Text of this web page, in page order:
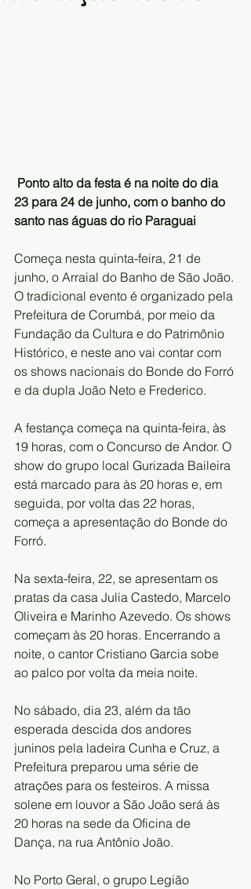
Ponto alto da festa é na noite do dia
23 para 24 de junho, com o banho do
santo nas águas do rio Paraguai
Começa nesta quinta-feira, 21 de
junho, o Arraial do Banho de São João.
O tradicional evento é organizado pela
Prefeitura de Corumbá, por meio da
Fundação da Cultura e do Patrimônio
Histórico, e neste ano vai contar com
os shows nacionais do Bonde do Forró
e da dupla João Neto e Frederico.
A festança começa na quinta-feira, às
19 horas, com o Concurso de Andor. O
show do grupo local Gurizada Baileira
está marcado para às 20 horas e, em
seguida, por volta das 22 horas,
começa a apresentação do Bonde do
Forró.
Na sexta-feira, 22, se apresentam os
pratas da casa Julia Castedo, Marcelo
Oliveira e Marinho Azevedo. Os shows
começam às 20 horas. Encerrando a
noite, o cantor Cristiano Garcia sobe
ao palco por volta da meia noite.
No sábado, dia 23, além da tão
esperada descida dos andores
juninos pela ladeira Cunha e Cruz, a
Prefeitura preparou uma série de
atrações para os festeiros. A missa
solene em louvor a São João será às
20 horas na sede da Oficina de
Dança, na rua Antônio João.
No Porto Geral, o grupo Legião